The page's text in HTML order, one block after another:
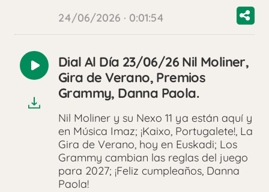
24/06/2026 · 0:01:54
Reproducir
audio
Dial Al Día 23/06/26 Nil Moliner,
Gira de Verano, Premios
Grammy, Danna Paola.
Nil Moliner y su Nexo 11 ya están aquí y
en Música Imaz; ¡Kaixo, Portugalete!, La
Gira de Verano, hoy en Euskadi; Los
Grammy cambian las reglas del juego
para 2027; ¡Feliz cumpleaños, Danna
Paola!